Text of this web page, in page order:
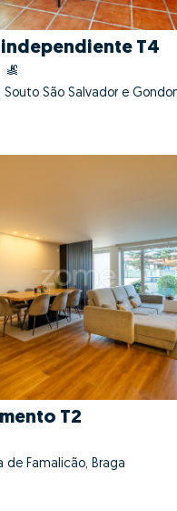
T4
T2
de Famalicão, Braga